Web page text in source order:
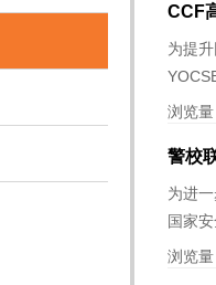
CCF
为提
浏览
警校
为进
国家
浏览